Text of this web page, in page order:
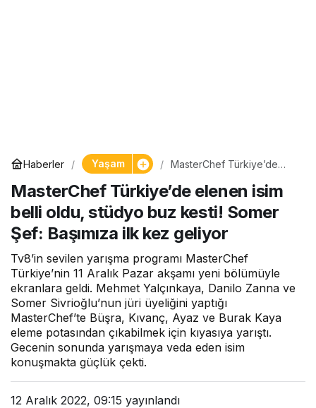
Haberler Yaşam
MasterChef Türkiye’de
stüdyo buz kesti! Somer
Şef: Başımıza ilk kez
geliyor
MasterChef Türkiye’de elenen isim
belli oldu, stüdyo buz kesti! Somer
Şef: Başımıza ilk kez geliyor
Tv8’in sevilen yarışma programı MasterChef
Türkiye’nin 11 Aralık Pazar akşamı yeni bölümüyle
ekranlara geldi. Mehmet Yalçınkaya, Danilo Zanna ve
Somer Sivrioğlu’nun jüri üyeliğini yaptığı
MasterChef’te Büşra, Kıvanç, Ayaz ve Burak Kaya
eleme potasından çıkabilmek için kıyasıya yarıştı.
Gecenin sonunda yarışmaya veda eden isim
konuşmakta güçlük çekti.
12 Aralık 2022, 09:15 yayınlandı